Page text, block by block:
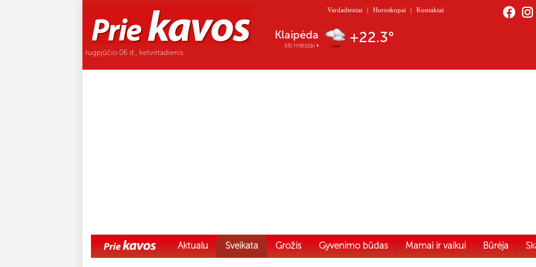
rugpjūčio 06 d., ketvirtadienis
Vardadieniai | Horoskopai | Kontaktai
Nida
kiti miestai +21.3°
Aktualu Sveikata Grožis Gyvenimo būdas Mamai ir vaikui Būrėja